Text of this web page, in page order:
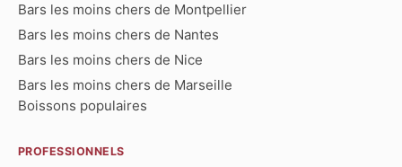
Bars les moins chers de Montpellier
Bars les moins chers de Nantes
Bars les moins chers de Nice
Bars les moins chers de Marseille
Boissons populaires
PROFESSIONNELS